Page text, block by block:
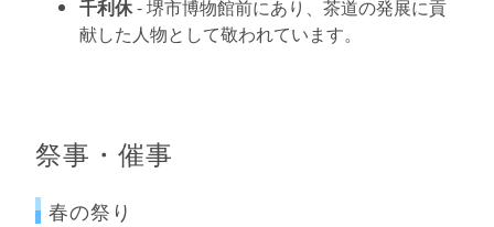
千利休- 堺市博物館前にあり、茶道の発展に貢
献した人物として敬われています。
祭事・催事
春の祭り